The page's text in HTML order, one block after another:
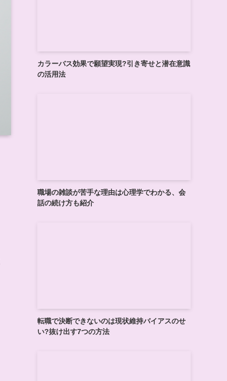
カラーバス効果で願望実現?引き寄せと潜在意識
の活用法
職場の雑談が苦手な理由は心理学でわかる、会
話の続け方も紹介
転職で決断できないのは現状維持バイアスのせ
い?抜け出す7つの方法